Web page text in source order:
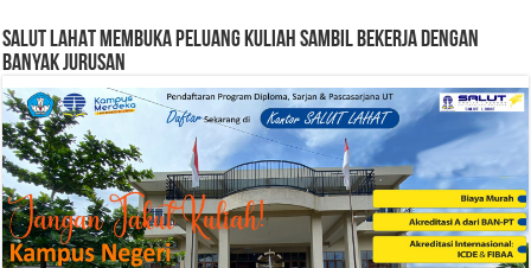
SALUT LAHAT MEMBUKA PELUANG KULIAH SAMBIL BEKERJA DENGAN
BANYAK JURUSAN